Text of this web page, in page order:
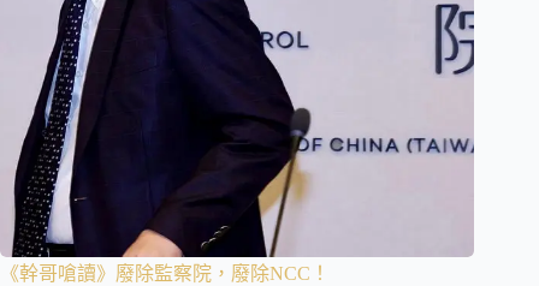
《幹哥嗆讀》廢除監察院，廢除NCC！